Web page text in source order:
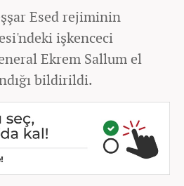
Esed rejiminin
işkenceci
Ekrem Sallum el
bildirildi.